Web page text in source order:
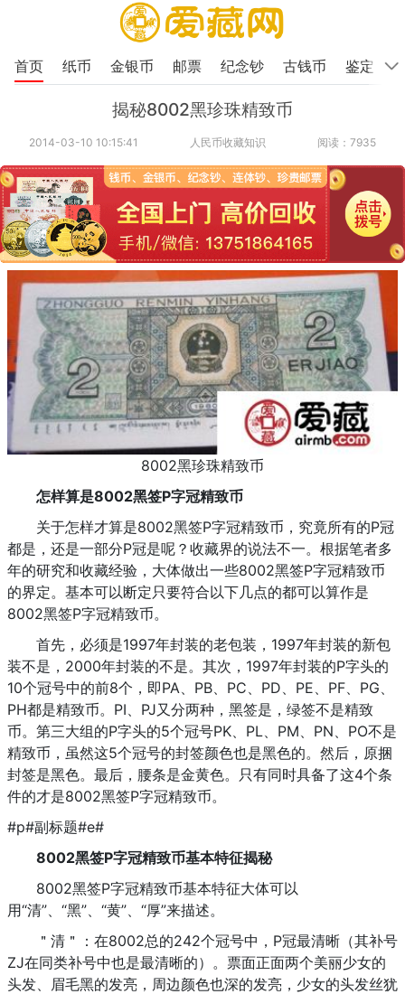
首页 纸币 金银币 邮票 纪念钞 古钱币 鉴定
揭秘8002黑珍珠精致币
2014-03-10 10:15:41 人民币收藏知识 阅读：7935
8002黑珍珠精致币
怎样算是8002黑签P字冠精致币
关于怎样才算是8002黑签P字冠精致币，究竟所有的P冠
都是，还是一部分P冠是呢？收藏界的说法不一。根据笔者多
年的研究和收藏经验，大体做出一些8002黑签P字冠精致币
的界定。基本可以断定只要符合以下几点的都可以算作是
8002黑签P字冠精致币。
首先，必须是1997年封装的老包装，1997年封装的新包
装不是，2000年封装的不是。其次，1997年封装的P字头的
10个冠号中的前8个，即PA、PB、PC、PD、PE、PF、PG、
PH都是精致币。PI、PJ又分两种，黑签是，绿签不是精致
币。第三大组的P字头的5个冠号PK、PL、PM、PN、PO不是
精致币，虽然这5个冠号的封签颜色也是黑色的。然后，原捆
封签是黑色。最后，腰条是金黄色。只有同时具备了这4个条
件的才是8002黑签P字冠精致币。
#p#副标题#e#
8002黑签P字冠精致币基本特征揭秘
8002黑签P字冠精致币基本特征大体可以
用“清”、“黑”、“黄”、“厚”来描述。
＂清＂：在8002总的242个冠号中，P冠最清晰（其补号
ZJ在同类补号中也是最清晰的）。票面正面两个美丽少女的
头发、眉毛黑的发亮，周边颜色也深的发亮，少女的头发丝犹